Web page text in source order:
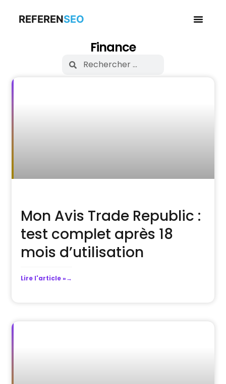
REFERENSEO
Finance
Mon Avis Trade Republic :
test complet après 18
mois d’utilisation
Lire l'article »